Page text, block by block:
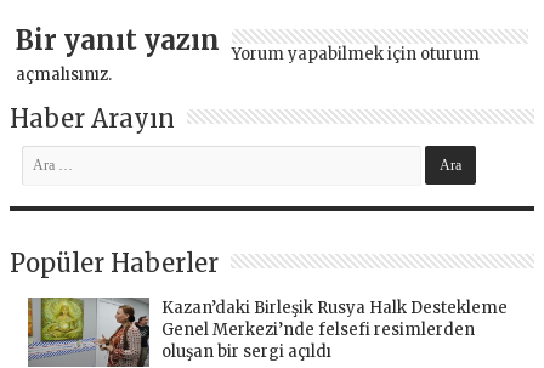
Bir yanıt yazın Yorum yapabilmek için oturum
açmalısınız.
Haber Arayın
Popüler Haberler
Kazan’daki Birleşik Rusya Halk Destekleme
Genel Merkezi’nde felsefi resimlerden
oluşan bir sergi açıldı